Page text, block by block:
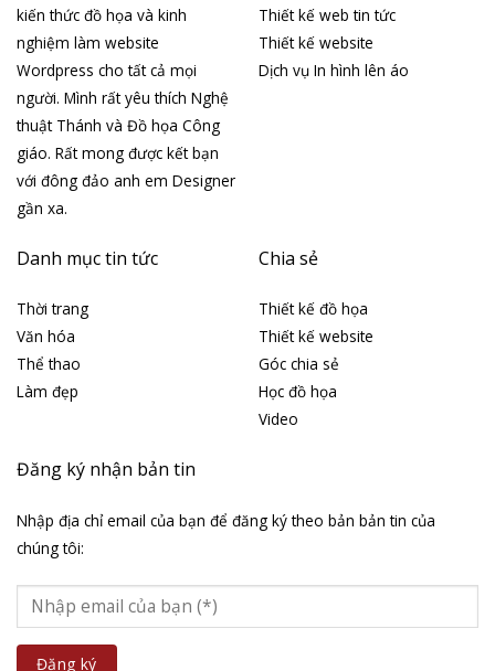
kiến thức đồ họa và kinh
nghiệm làm website
Wordpress cho tất cả mọi
người. Mình rất yêu thích Nghệ
thuật Thánh và Đồ họa Công
giáo. Rất mong được kết bạn
với đông đảo anh em Designer
gần xa.
Thiết kế web tin tức
Thiết kế website
Dịch vụ In hình lên áo
Danh mục tin tức
Thời trang
Văn hóa
Thể thao
Làm đẹp
Chia sẻ
Thiết kế đồ họa
Thiết kế website
Góc chia sẻ
Học đồ họa
Video
Đăng ký nhận bản tin
Nhập địa chỉ email của bạn để đăng ký theo bản bản tin của
chúng tôi: